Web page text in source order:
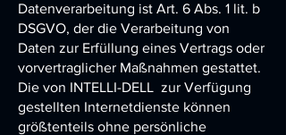
Datenverarbeitung ist Art. 6 Abs. 1 lit. b
DSGVO, der die Verarbeitung von
Daten zur Erfüllung eines Vertrags oder
vorvertraglicher Maßnahmen gestattet.
Die von INTELLI-DELL zur Verfügung
gestellten Internetdienste können
größtenteils ohne persönliche